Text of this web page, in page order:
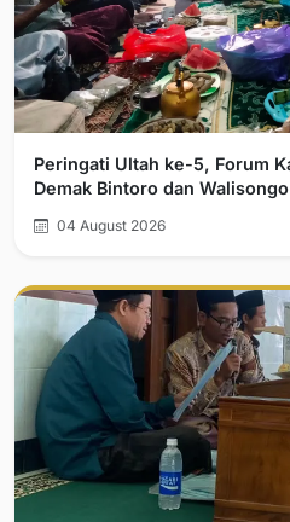
Peringati Ultah ke-5, Forum
Demak Bintoro dan
04 August 2026